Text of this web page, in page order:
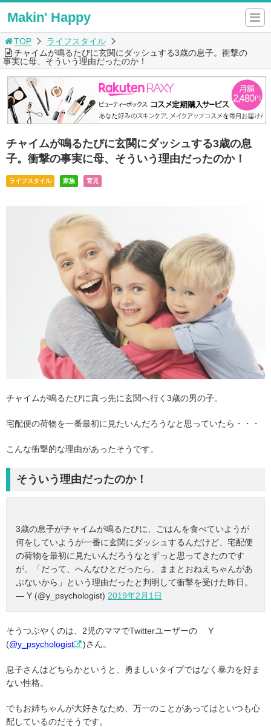
Makin' Happy
TOP
ライフスタイル
チャイムが鳴るたびに玄関にダッシュする3歳の息子。衝撃の
事実に母、そういう理由だったのか！
チャイムが鳴るたびに玄関にダッシュする3歳の息
子。衝撃の事実に母、そういう理由だったのか！
ライフスタイル 家族 育児
チャイムが鳴るたびに真っ先に玄関へ行く3歳の男の子。
宅配便の荷物を一番最初に見たいんだろうなと思っていたら・・・
こんな衝撃的な理由があったそうです。
そういう理由だったのか！
3歳の息子がチャイムが鳴るたびに、ごはんを食べていようが
何をしていようが一番に玄関にダッシュするんだけど、宅配便
の荷物を最初に見たいんだろうなとずっと思ってきたのです
が、「だって、へんなひとだったら、ままとおねえちゃんがあ
ぶないから」という理由だったと判明して衝撃を受けた昨日。
— Y (@y_psychologist) 2019年2月1日
そうつぶやくのは、2児のママでTwitterユーザーの Y
(@y_psychologist )さん。
息子さんはどちらかというと、勇ましいタイプではなく暴力を好ま
ない性格。
でもお姉ちゃんが大好きなため、万一のことがあってはといつも心
配しているのだそうです。